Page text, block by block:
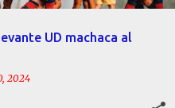
UD machaca al
2024